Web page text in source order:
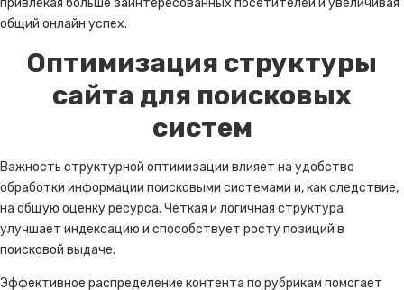
общий онлайн успех.
Оптимизация структуры
сайта для поисковых
систем
Важность структурной оптимизации влияет на удобство
обработки информации поисковыми системами и, как следствие,
на общую оценку ресурса. Четкая и логичная структура
улучшает индексацию и способствует росту позиций в
поисковой выдаче.
Эффективное распределение контента по рубрикам помогает